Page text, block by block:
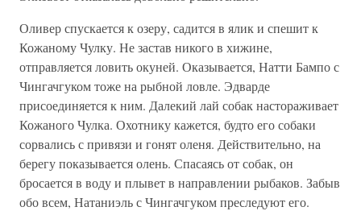
Оливер спускается к озеру, садится в ялик и спешит к
Кожаному Чулку. Не застав никого в хижине,
отправляется ловить окуней. Оказывается, Натти Бампо с
Чингачгуком тоже на рыбной ловле. Эдварде
присоединяется к ним. Далекий лай собак настораживает
Кожаного Чулка. Охотнику кажется, будто его собаки
сорвались с привязи и гонят оленя. Действительно, на
берегу показывается олень. Спасаясь от собак, он
бросается в воду и плывет в направлении рыбаков. Забыв
обо всем, Натаниэль с Чингачгуком преследуют его.